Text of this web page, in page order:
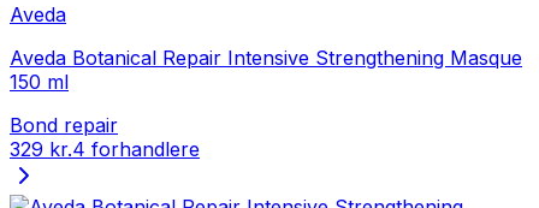
Aveda
Aveda Botanical Repair Intensive Strengthening Masque
150 ml
Bond repair
329 kr.4 forhandlere